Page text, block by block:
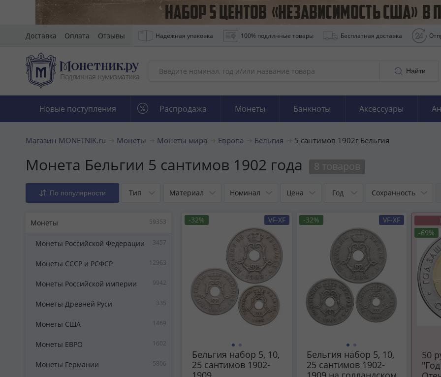
Доставка Оплата Отзывы Надёжная упаковка 100% подлинные товары Бесплатная доставка
Подлинная нумизматика
Найти
Новые поступления Распродажа Монеты Банкноты Аксессуары
Магазин MONETNIK.ru Монеты Монеты мира Европа Бельгия 5 сантимов 1902г Бельгия
Монета Бельгии 5 сантимов 1902 года 8 товаров
По популярности Тип Материал Номинал Цена Год Сохранность
Монеты 59353
Монеты Российской Федерации 3457
Монеты СССР и РСФСР 12963
Монеты Российской империи 9942
Монеты Древней Руси 335
Монеты США 1469
Монеты ЕВРО 1602
Монеты Германии 5806
-32% VF-XF
Бельгия набор 5, 10,
25 сантимов 1902-
-32% VF-XF
Бельгия набор 5, 10,
25 сантимов 1902-
-69%
50